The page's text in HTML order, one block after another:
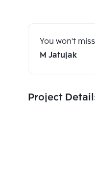
You won't
M Jatujak
Project